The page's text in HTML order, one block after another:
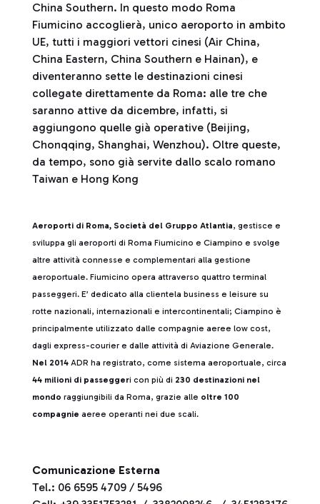
China Southern. In questo modo Roma
Fiumicino accoglierà, unico aeroporto in ambito
UE, tutti i maggiori vettori cinesi (Air China,
China Eastern, China Southern e Hainan), e
diventeranno sette le destinazioni cinesi
collegate direttamente da Roma: alle tre che
saranno attive da dicembre, infatti, si
aggiungono quelle già operative (Beijing,
Chonqqing, Shanghai, Wenzhou). Oltre queste,
da tempo, sono già servite dallo scalo romano
Taiwan e Hong Kong
Aeroporti di Roma, Società del Gruppo Atlantia, gestisce e
sviluppa gli aeroporti di Roma Fiumicino e Ciampino e svolge
altre attività connesse e complementari alla gestione
aeroportuale. Fiumicino opera attraverso quattro terminal
passeggeri. E’ dedicato alla clientela business e leisure su
rotte nazionali, internazionali e intercontinentali; Ciampino è
principalmente utilizzato dalle compagnie aeree low cost,
dagli express-courier e dalle attività di Aviazione Generale.
Nel 2014 ADR ha registrato, come sistema aeroportuale, circa
44 milioni di passeggeri con più di 230 destinazioni nel
mondo raggiungibili da Roma, grazie alle oltre 100
compagnie aeree operanti nei due scali.
Comunicazione Esterna
Tel.: 06 6595 4709 / 5496